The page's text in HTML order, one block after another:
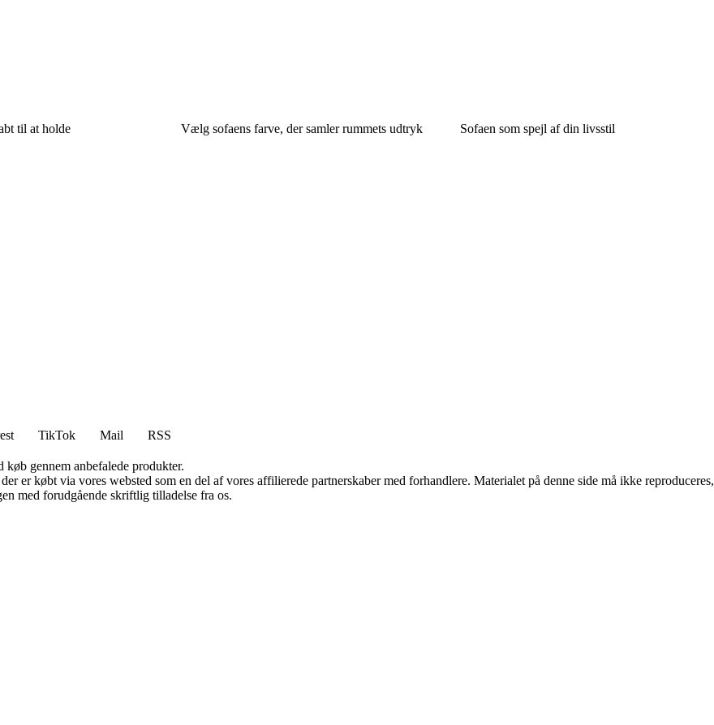
til at holde Vælg sofaens farve, der samler rummets udtryk Sofaen som spejl af din livsstil
TikTok Mail
RSS
gennem anbefalede produkter.
er købt via vores websted som en del af vores affilierede partnerskaber med forhandlere. Materialet på denne side må ikke reproduceres,
med forudgående skriftlig tilladelse fra os.